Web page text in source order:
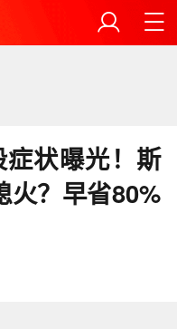
状曝光！斯
火？早省80%